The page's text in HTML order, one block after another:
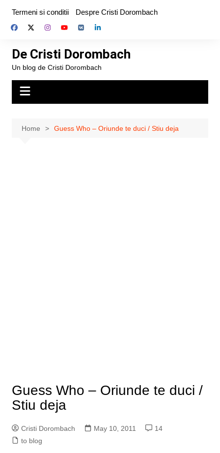
content
Termeni si conditii Despre Cristi Dorombach
De Cristi Dorombach
Un blog de Cristi Dorombach
Home Guess Who – Oriunde te duci / Stiu deja
Guess Who – Oriunde te duci /
Stiu deja
Cristi Dorombach May 10, 2011
14
to blog